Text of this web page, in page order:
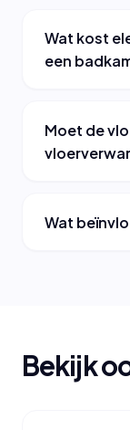
Wat kost
een
Moet de
Wat
Bekijk